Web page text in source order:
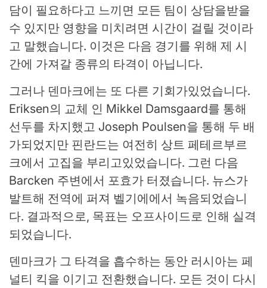
담이 필요하다고 느끼면 모든 팀이 상담을받을
수 있지만 영향을 미치려면 시간이 걸릴 것이라
고 말했습니다. 이것은 다음 경기를 위해 제 시
간에 가져갈 종류의 타격이 아닙니다.
그러나 덴마크에는 또 다른 기회가있었습니다.
Eriksen의 교체 인 Mikkel Damsgaard를 통해
선두를 차지했고 Joseph Poulsen을 통해 두 배
가되었지만 핀란드는 여전히 상트 페테르부르
크에서 고집을 부리고있었습니다. 그런 다음
Barcken 주변에서 포효가 터졌습니다. 뉴스가
발트해 전역에 퍼져 벨기에에서 녹음되었습니
다. 결과적으로, 목표는 오프사이드로 인해 실격
되었습니다.
덴마크가 그 타격을 흡수하는 동안 러시아는 페
널티 킥을 이기고 전환했습니다. 모든 것이 다시